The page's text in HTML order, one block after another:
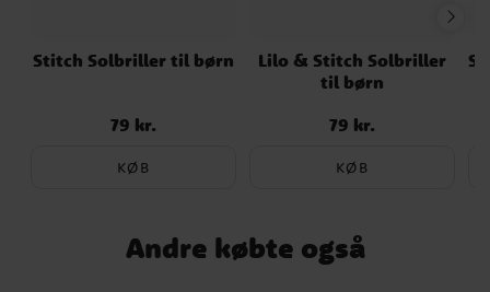
Stitch Solbriller til børn
Pris: 79 kr.
79 kr.
KØB
Lilo & Stitch Solbriller
til børn
Pris: 79 kr.
79 kr.
KØB
Andre købte også